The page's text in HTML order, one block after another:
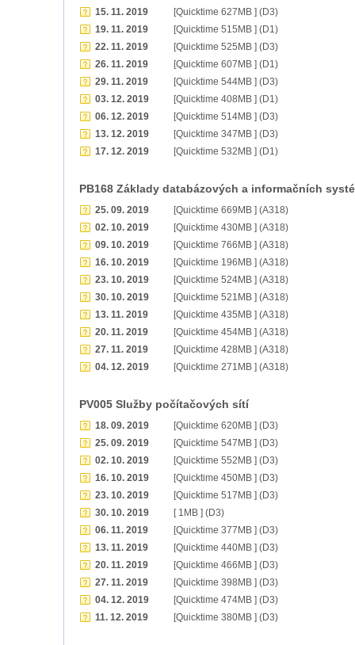
15. 11. 2019
[Quicktime 627MB ] (D3)
19. 11. 2019
[Quicktime 515MB ] (D1)
22. 11. 2019
[Quicktime 525MB ] (D3)
26. 11. 2019
[Quicktime 607MB ] (D1)
29. 11. 2019
[Quicktime 544MB ] (D3)
03. 12. 2019
[Quicktime 408MB ] (D1)
06. 12. 2019
[Quicktime 514MB ] (D3)
13. 12. 2019
[Quicktime 347MB ] (D3)
17. 12. 2019
[Quicktime 532MB ] (D1)
PB168 Základy databázových a informačních
25. 09. 2019
[Quicktime 669MB ] (A318)
02. 10. 2019
[Quicktime 430MB ] (A318)
09. 10. 2019
[Quicktime 766MB ] (A318)
16. 10. 2019
[Quicktime 196MB ] (A318)
23. 10. 2019
[Quicktime 524MB ] (A318)
30. 10. 2019
[Quicktime 521MB ] (A318)
13. 11. 2019
[Quicktime 435MB ] (A318)
20. 11. 2019
[Quicktime 454MB ] (A318)
27. 11. 2019
[Quicktime 428MB ] (A318)
04. 12. 2019
[Quicktime 271MB ] (A318)
PV005 Služby počítačových sítí
18. 09. 2019
[Quicktime 620MB ] (D3)
25. 09. 2019
[Quicktime 547MB ] (D3)
02. 10. 2019
[Quicktime 552MB ] (D3)
16. 10. 2019
[Quicktime 450MB ] (D3)
23. 10. 2019
[Quicktime 517MB ] (D3)
30. 10. 2019
[ 1MB ] (D3)
06. 11. 2019
[Quicktime 377MB ] (D3)
13. 11. 2019
[Quicktime 440MB ] (D3)
20. 11. 2019
[Quicktime 466MB ] (D3)
27. 11. 2019
[Quicktime 398MB ] (D3)
04. 12. 2019
[Quicktime 474MB ] (D3)
11. 12. 2019
[Quicktime 380MB ] (D3)